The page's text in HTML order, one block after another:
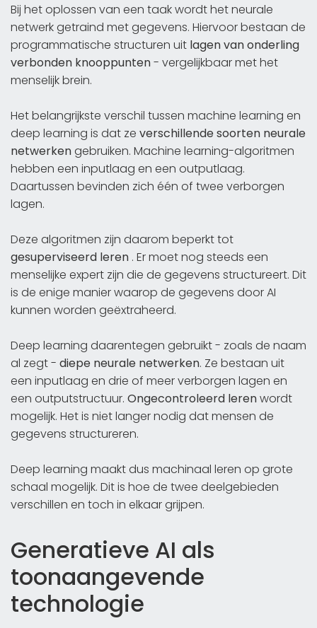
Bij het oplossen van een taak wordt het neurale
netwerk getraind met gegevens. Hiervoor bestaan de
programmatische structuren uit lagen van onderling
verbonden knooppunten- vergelijkbaar met het
menselijk brein.
Het belangrijkste verschil tussen machine learning en
deep learning is dat ze verschillende soorten neurale
netwerkengebruiken. Machine learning-algoritmen
hebben een inputlaag en een outputlaag.
Daartussen bevinden zich één of twee verborgen
lagen.
Deze algoritmen zijn daarom beperkt tot
gesuperviseerd leren . Er moet nog steeds een
menselijke expert zijn die de gegevens structureert. Dit
is de enige manier waarop de gegevens door AI
kunnen worden geëxtraheerd.
Deep learning daarentegen gebruikt - zoals de naam
al zegt - diepe neurale netwerken. Ze bestaan uit
een inputlaag en drie of meer verborgen lagen en
een outputstructuur. Ongecontroleerd lerenwordt
mogelijk. Het is niet langer nodig dat mensen de
gegevens structureren.
Deep learning maakt dus machinaal leren op grote
schaal mogelijk. Dit is hoe de twee deelgebieden
verschillen en toch in elkaar grijpen.
Generatieve AI als
toonaangevende
technologie